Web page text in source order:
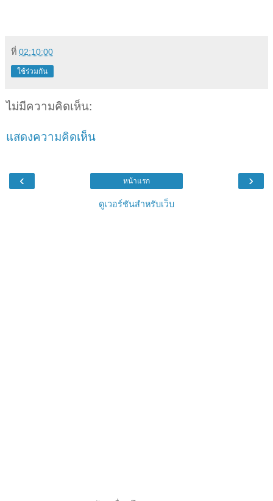
ที่ 02:10:00
ใช้ร่วมกัน
ไม่มีความคิดเห็น:
แสดงความคิดเห็น
‹ ›
หน้าแรก
ดูเวอร์ชันสำหรับเว็บ